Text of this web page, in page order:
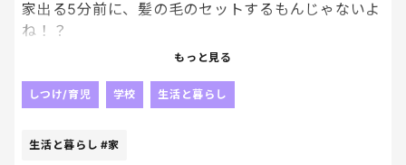
外してもらおう。
もうさ、どう接するのが正解かわかんないよね
かわいいね！とかそんなん言ってらんないんですけ
ど。笑
愛せないときもあるって言ってたけど
家出る5分前に、髪の毛のセットするもんじゃないよ
ね！？
絶対に5分じゃ終わらない。
う。
そんな今日も、家出る5分前にヘアセット初めて当た
もっと見る
しつけ/育児 学校 生活と暮らし
生活と暮らし #家